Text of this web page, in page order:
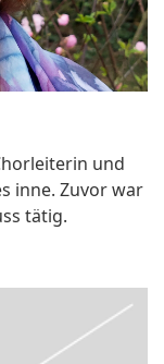
und
inne. Zuvor war
tätig.